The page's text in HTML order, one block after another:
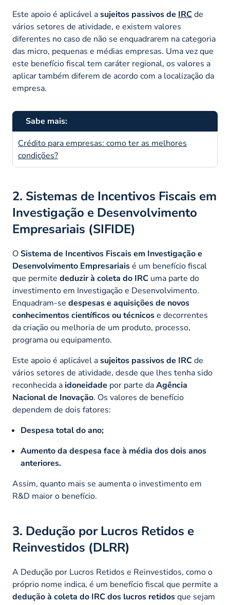
Este apoio é aplicável asujeitos passivos de IRCde
vários setores de atividade, e existem valores
diferentes no caso de não se enquadrarem na categoria
das micro, pequenas e médias empresas. Uma vez que
este benefício fiscal tem caráter regional, os valores a
aplicar também diferem de acordo com a localização da
empresa.
Sabe mais:
Crédito para empresas: como ter as melhores
condições?
2. Sistemas de Incentivos Fiscais em
Investigação e Desenvolvimento
Empresariais (SIFIDE)
OSistema de Incentivos Fiscais em Investigação e
Desenvolvimento Empresariaisé um benefício fiscal
que permite deduzir à coleta do IRC uma parte do
investimento em Investigação e Desenvolvimento.
Enquadram-se despesas e aquisições de novos
conhecimentos científicos ou técnicose decorrentes
da criação ou melhoria de um produto, processo,
programa ou equipamento.
Este apoio é aplicável asujeitos passivos de IRCde
vários setores de atividade, desde que lhes tenha sido
reconhecida a idoneidade por parte daAgência
Nacional de Inovação. Os valores de benefício
dependem de dois fatores:
Despesa total do ano;
Aumento da despesa face à média dos dois anos
anteriores.
Assim, quanto mais se aumenta o investimento em
R&D maior o benefício.
3. Dedução por Lucros Retidos e
Reinvestidos (DLRR)
A Dedução por Lucros Retidos e Reinvestidos, como o
próprio nome indica, é um benefício fiscal que permite a
dedução à coleta do IRC dos lucros retidosque sejam